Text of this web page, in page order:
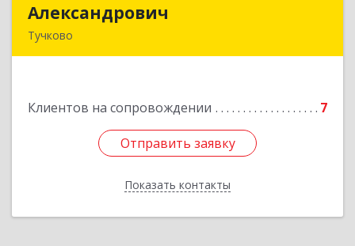
Александрович
Тучково
Клиентов на сопровождении 7
Отправить заявку
Показать контакты
Подробнее
Отправить заявку
Назад